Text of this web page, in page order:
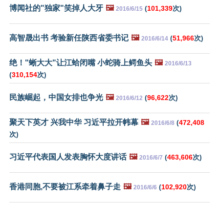
博闻社的"独家"笑掉人大牙 🖼️ 2016/6/15 (101,339次)
高智晟出书 考验新任陕西省委书记 🖼️ 2016/6/14 (51,966次)
绝！"蜥大大"让江蛤闭嘴 小蛇骑上鳄鱼头 🖼️ 2016/6/13
(310,154次)
民族崛起，中国女排也争光 🖼️ 2016/6/12 (96,622次)
聚天下英才 兴我中华 习近平拉开帏幕 🖼️ 2016/6/8 (472,408
次)
习近平代表国人发表胸怀大度讲话 🖼️ 2016/6/7 (463,606次)
香港同胞,不要被江系牵着鼻子走 🖼️ 2016/6/6 (102,920次)